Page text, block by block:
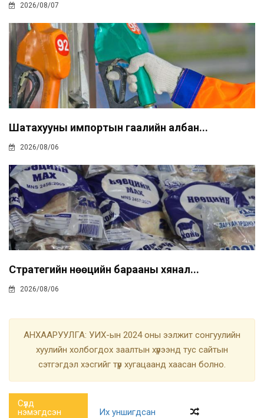
2026/08/07
Шатахууны импортын гаалийн албан...
2026/08/06
Стратегийн нөөцийн барааны хянал...
2026/08/06
АНХААРУУЛГА: УИХ-ын 2024 оны ээлжит сонгуулийн
хуулийн холбогдох заалтын хүрээнд тус сайтын
сэтгэгдэл хэсгийг түр хугацаанд хаасан болно.
Сүүлд
нэмэгдсэн
Их уншигдсан